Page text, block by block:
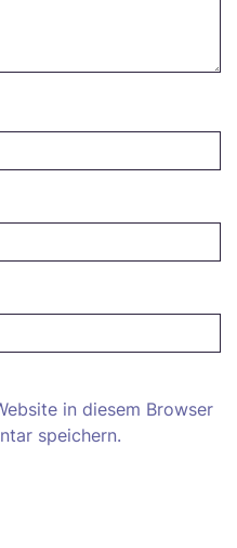
in diesem Browser
speichern.